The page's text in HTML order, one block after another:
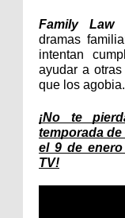
Family Law
dramas
intentan
ayudar a
que los agobia.
¡No te
temporada de
el 9 de enero
TV!